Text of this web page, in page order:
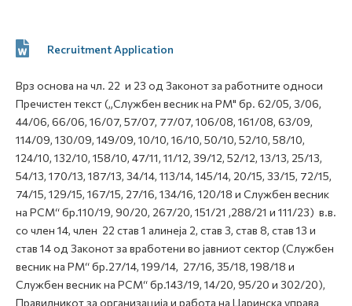
E-Customs
Open
Media center
Contact
Newsletter
Recruitment Application
Врз основа на чл. 22 и 23 од Законот за работните односи
Пречистен текст („Службен весник на РМ" бр. 62/05, 3/06,
44/06, 66/06, 16/07, 57/07, 77/07, 106/08, 161/08, 63/09,
114/09, 130/09, 149/09, 10/10, 16/10, 50/10, 52/10, 58/10,
124/10, 132/10, 158/10, 47/11, 11/12, 39/12, 52/12, 13/13, 25/13,
54/13, 170/13, 187/13, 34/14, 113/14, 145/14, 20/15, 33/15, 72/15,
74/15, 129/15, 167/15, 27/16, 134/16, 120/18 и Службен весник
на РСМ“ бр.110/19, 90/20, 267/20, 151/21 ,288/21 и 111/23) в.в.
со член 14, член 22 став 1 алинеја 2, став 3, став 8, став 13 и
став 14 од Законот за вработени во јавниот сектор (Службен
весник на РМ“ бр.27/14, 199/14, 27/16, 35/18, 198/18 и
Службен весник на РСМ“ бр.143/19, 14/20, 95/20 и 302/20),
Правилникот за организација и работа на Царинска управа